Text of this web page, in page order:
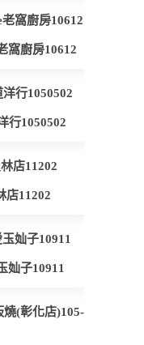
窩廚房10612
行1050502
店11202
奾子10911